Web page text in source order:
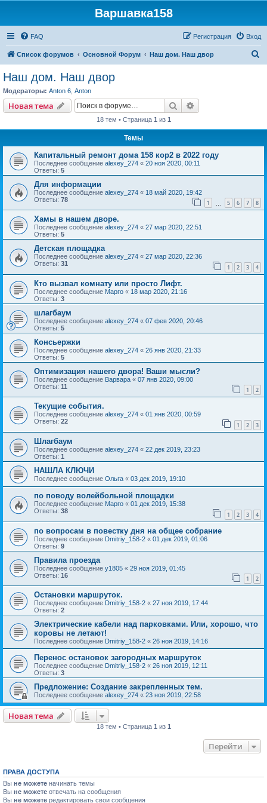
Варшавка158
FAQ Вход
Регистрация
Список форумов Основной Форум Наш дом. Наш двор
Наш дом. Наш двор
Модераторы: Anton 6 Anton
Новая тема Поиск
18 тем • Страница 1 из 1
Темы
Капитальный ремонт дома 158 кор2 в 2022 году
Последнее сообщение alexey_274 « 20 ноя 2020, 00:11
Ответы: 5
Для информации
Последнее сообщение alexey_274 « 18 май 2020, 19:42
Ответы: 78 1 5 6 7 8
Хамы в нашем дворе.
Последнее сообщение alexey_274 « 27 мар 2020, 22:51
Ответы: 5
Детская площадка
Последнее сообщение alexey_274 « 27 мар 2020, 22:36
Ответы: 31 1 2 3 4
Кто вызвал комнату или просто Лифт.
Последнее сообщение Марго « 18 мар 2020, 21:16
Ответы: 3
шлагбаум
Последнее сообщение alexey_274 « 07 фев 2020, 20:46
Ответы: 5
Консьержки
Последнее сообщение alexey_274 « 26 янв 2020, 21:33
Ответы: 5
Оптимизация нашего двора! Ваши мысли?
Последнее сообщение Варвара « 07 янв 2020, 09:00
Ответы: 11 1 2
Текущие события.
Последнее сообщение alexey_274 « 01 янв 2020, 00:59
Ответы: 22 1 2 3
Шлагбаум
Последнее сообщение alexey_274 « 22 дек 2019, 23:23
Ответы: 1
НАШЛА КЛЮЧИ
Последнее сообщение Ольга « 03 дек 2019, 19:10
по поводу волейбольной площадки
Последнее сообщение Марго « 01 дек 2019, 15:38
Ответы: 38 1 2 3 4
по вопросам в повестку дня на общее собрание
Последнее сообщение Dmitriy_158-2 « 01 дек 2019, 01:06
Ответы: 9
Правила проезда
Последнее сообщение y1805 « 29 ноя 2019, 01:45
Ответы: 16 1 2
Остановки маршруток.
Последнее сообщение Dmitriy_158-2 « 27 ноя 2019, 17:44
Ответы: 2
Электрические кабели над парковками. Или, хорошо, что
коровы не летают!
Последнее сообщение Dmitriy_158-2 « 26 ноя 2019, 14:16
Перенос остановок загородных маршруток
Последнее сообщение Dmitriy_158-2 « 26 ноя 2019, 12:11
Ответы: 3
Предложение: Создание закрепленных тем.
Последнее сообщение alexey_274 « 23 ноя 2019, 22:58
Новая тема
18 тем • Страница 1 из 1
Перейти
ПРАВА ДОСТУПА
Вы не можете начинать темы
Вы не можете отвечать на сообщения
Вы не можете редактировать свои сообщения